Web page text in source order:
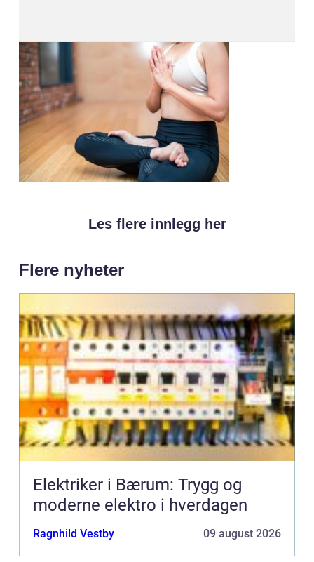
Les flere innlegg her
Flere nyheter
Elektriker i Bærum: Trygg og
moderne elektro i hverdagen
Ragnhild Vestby 09 august 2026